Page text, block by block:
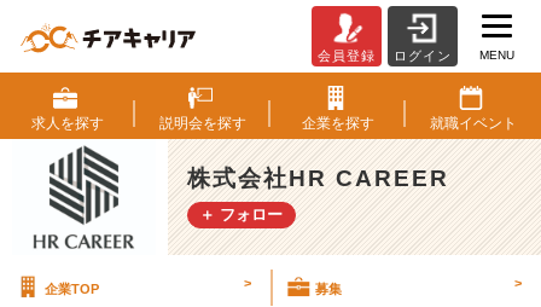
5
卒
【内
定
式】
U
会員登録 ログイン MENU
求人を探す 説明会を探す 企業を探す 就職イベント
株式会社HR CAREER
＋ フォロー
企業TOP > 募集 >